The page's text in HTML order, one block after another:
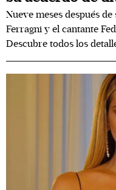
Nueve meses después
Ferragni y el cantante
Descubre todos los